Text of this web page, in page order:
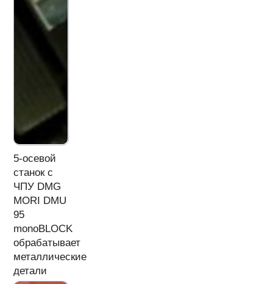
5-осевой
станок с
ЧПУ DMG
MORI DMU
95
monoBLOCK
обрабатывает
металлические
детали